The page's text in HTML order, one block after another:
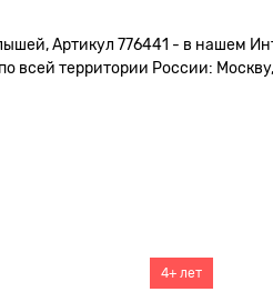
Артикул 776441 - в нашем
всей территории России:
4+ лет